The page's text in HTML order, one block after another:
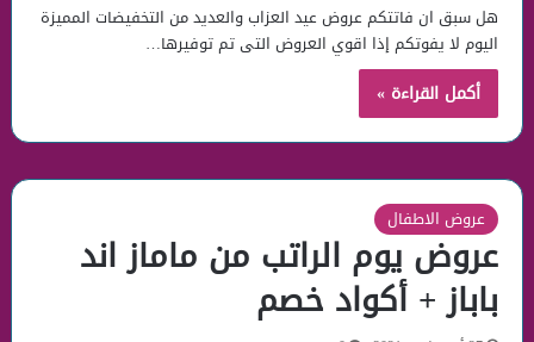
هل سبق ان فاتتكم عروض عيد العزاب والعديد من التخفيضات المميزة
اليوم لا يفوتكم إذا اقوي العروض التى تم توفيرها…
أكمل القراءة »
عروض الاطفال
عروض يوم الراتب من ماماز اند
باباز + أكواد خصم